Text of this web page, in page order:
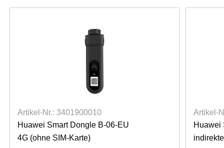
Artikel-Nr.: 3401900010
Huawei Smart Dongle B-06-EU
4G (ohne SIM-Karte)
Artikel-
Huawei